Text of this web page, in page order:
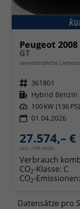
Peugeot 2008
GT
unverbindliche
Fahrzeugnr. 361801
Kraftstoff Hybrid Benzin
Leistung 100 kW (136 PS)
01.04.2026
27.574,– €
incl. 19% MwSt.
Verbrauch
CO2-Klasse: C
CO2-Emissionen:
Datensätze pro